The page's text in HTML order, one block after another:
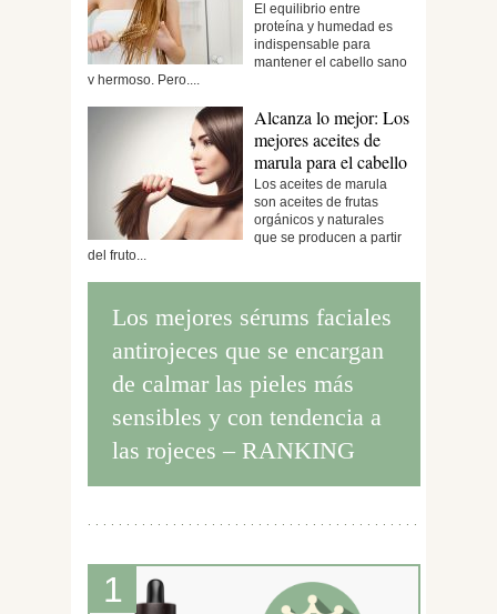
El equilibrio entre
proteína y humedad es
indispensable para
mantener el cabello sano
y hermoso. Pero,...
Alcanza lo mejor: Los
mejores aceites de
marula para el cabello
Los aceites de marula
son aceites de frutas
orgánicos y naturales
que se producen a partir
del fruto...
Los mejores sérums faciales
antirojeces que se encargan
de calmar las pieles más
sensibles y con tendencia a
las rojeces – RANKING